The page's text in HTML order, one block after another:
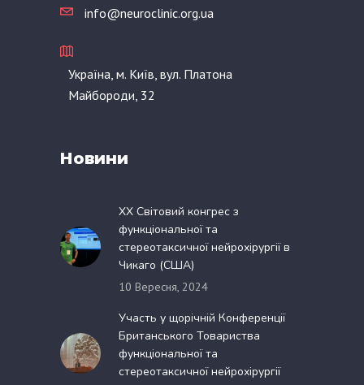
info@neuroclinic.org.ua
Україна, м. Київ, вул. Платона
Майбороди, 32
Новини
XX Світовий конгрес з
функціональної та
стереотаксичної нейрохірургії в
Чикаго (США)
10 Вересня, 2024
Участь у щорічній Конференції
Британського Товариства
функціональної та
стереотаксичної нейрохірургії